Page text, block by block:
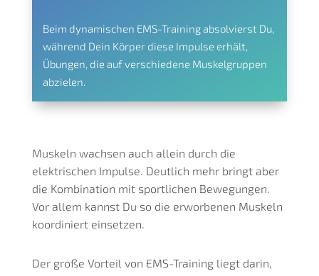
Beim dynamischen EMS-Training absolvierst Du,
während Dein Körper diese Impulse erhält,
Übungen, die auf verschiedene Muskelgruppen
abzielen.
Muskeln wachsen auch allein durch die
elektrischen Impulse. Deutlich mehr bringt aber
die Kombination mit sportlichen Bewegungen.
Vor allem kannst Du so die erworbenen Muskeln
koordiniert einsetzen.
Der große Vorteil von EMS-Training liegt darin,